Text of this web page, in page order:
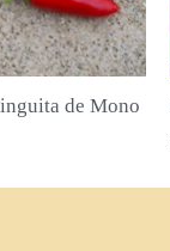
Seme Lavande (Lavandula angustifolia Mill)